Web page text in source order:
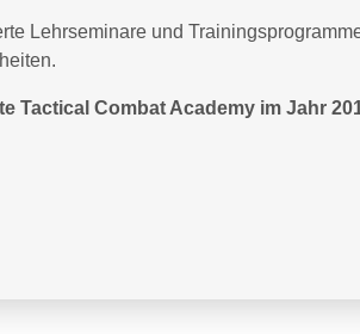
Lehrseminare und
Tactical Combat Academy im Jahr